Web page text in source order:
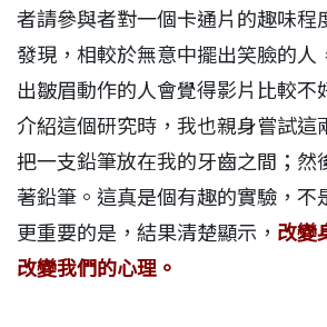
者請參與者對一個卡通片的趣味程
發現，相較於無意中擺出笑臉的人
出皺眉動作的人會覺得影片比較不
介紹這個研究時，我也親身嘗試這
把一支鉛筆放在我的牙齒之間；然
著鉛筆。這真是個有趣的實驗，不
更重要的是，結果清楚顯示， 改變
改變我們的心理。